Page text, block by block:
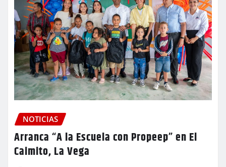
NOTICIAS
Arranca “A la Escuela con Propeep” en El
Caimito, La Vega